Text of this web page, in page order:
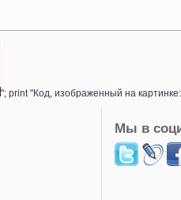
"; print "Код, изображенный на
Мы в